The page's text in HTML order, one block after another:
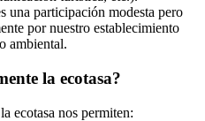
una participación modesta pero
por nuestro establecimiento
ambiental.
la ecotasa?
ecotasa nos permiten: